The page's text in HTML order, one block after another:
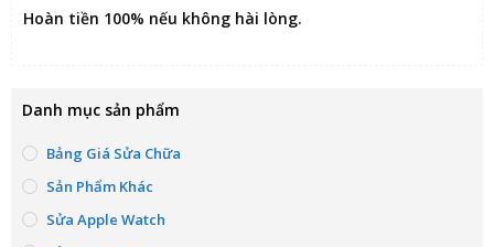
Hoàn tiền 100% nếu không hài lòng.
Danh mục sản phẩm
Bảng Giá Sửa Chữa
Sản Phẩm Khác
Sửa Apple Watch